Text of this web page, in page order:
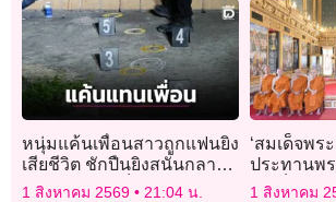
หนุ่มแค้นเพื่อนสาวถูกแฟนยิง
เสียชีวิต ชักปืนยิงสนั่นกลาง
งานศพดับ 1-เจ็บ 2
1 สิงหาคม 2569 21:04 น.
‘สมเด็จพร
ประทานพร
สมเด็จพระ
1 สิงหาคม